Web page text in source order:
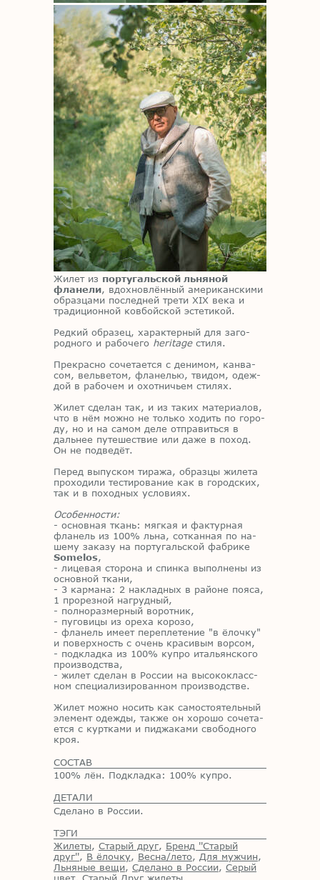
Жи­лет из португальской льняной
фланели, вдох­нов­лён­ный аме­ри­кан­ски­ми
об­раз­ца­ми по­след­ней тре­ти XIX века и
тра­ди­ци­он­ной ков­бой­ской эс­те­ти­кой.
Ред­кий об­ра­зец, ха­рак­тер­ный для за­го­
род­но­го и ра­бо­че­го heritage сти­ля.
Пре­крас­но со­че­та­ет­ся с де­ни­мом, кан­ва­
сом, вель­ве­том, фла­не­лью, тви­дом, одеж­
дой в ра­бо­чем и охот­ни­чьем сти­лях.
Жи­лет сде­лан так, и из та­ких ма­те­ри­а­лов,
что в нём мож­но не толь­ко хо­дить по го­ро­
ду, но и на са­мом деле от­пра­вить­ся в
даль­нее пу­те­ше­ствие или даже в по­ход.
Он не под­ве­дёт.
Пе­ред вы­пус­ком ти­ра­жа, об­раз­цы жи­ле­та
про­хо­ди­ли те­сти­ро­ва­ние как в го­род­ских,
так и в по­ход­ных усло­ви­ях.
Особенности:
- ос­нов­ная ткань: мяг­кая и фак­тур­ная
фла­нель из 100% льна, со­ткан­ная по на­
ше­му за­ка­зу на пор­ту­галь­ской фаб­ри­ке
Somelos,
- ли­це­вая сто­ро­на и спин­ка вы­пол­не­ны из
ос­нов­ной тка­ни,
- 3 кар­ма­на: 2 на­клад­ных в рай­оне по­я­са,
1 про­рез­ной на­груд­ный,
- пол­но­раз­мер­ный во­рот­ник,
- пу­го­ви­цы из оре­ха ко­ро­зо,
- фла­нель име­ет пе­ре­пле­те­ние "в ёлоч­ку"
и по­верх­ность с очень кра­си­вым вор­сом,
- под­клад­ка из 100% ку­п­ро ита­льян­ско­го
про­из­вод­ства,
- жи­лет сде­лан в Рос­сии на вы­со­ко­класс­
ном спе­ци­а­ли­зи­ро­ван­ном про­из­вод­стве.
Жи­лет мож­но но­сить как са­мо­сто­я­тель­ный
эле­мент одеж­ды, та­к­же он хо­ро­шо со­че­та­
ет­ся с курт­ка­ми и пи­джа­ка­ми сво­бод­но­го
кроя.
СОСТАВ
100% лён. Подкладка: 100% купро.
ДЕТАЛИ
Сделано в России.
ТЭГИ
Жилеты, Старый друг, Бренд ''Старый
друг'', В ёлочку, Весна/лето, Для мужчин,
Льняные вещи, Сделано в России, Серый